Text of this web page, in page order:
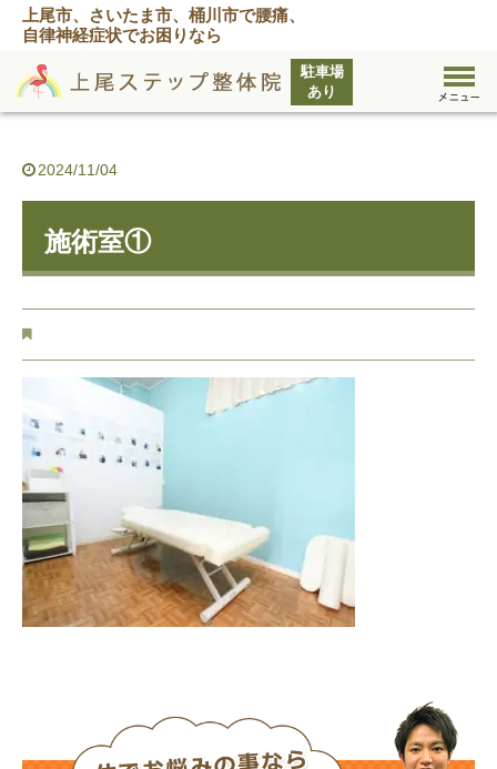
上尾市、さいたま市、桶川市で腰痛、
自律神経症状でお困りなら
2024/11/04
施術室①